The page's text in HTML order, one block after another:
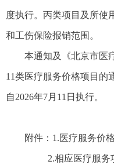
度执行。丙类项目及所使
和工伤保险报销范围。
本通知及《北京市医
11类医疗服务价格项目的
自2026年7月11日执行。
附件：1.医疗服务价
2.相应医疗服务项